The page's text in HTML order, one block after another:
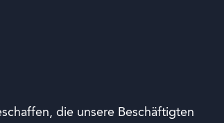
die unsere Beschäftigten